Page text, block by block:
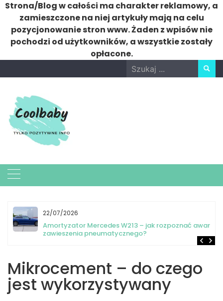
Strona/Blog w całości ma charakter reklamowy, a
zamieszczone na niej artykuły mają na celu
pozycjonowanie stron www. Żaden z wpisów nie
pochodzi od użytkowników, a wszystkie zostały
opłacone.
to
Search
for:
22/07/2026
Amortyzator Mercedes W213 – jak rozpoznać awarię
zawieszenia pneumatycznego?
Mikrocement – do czego
jest wykorzystywany